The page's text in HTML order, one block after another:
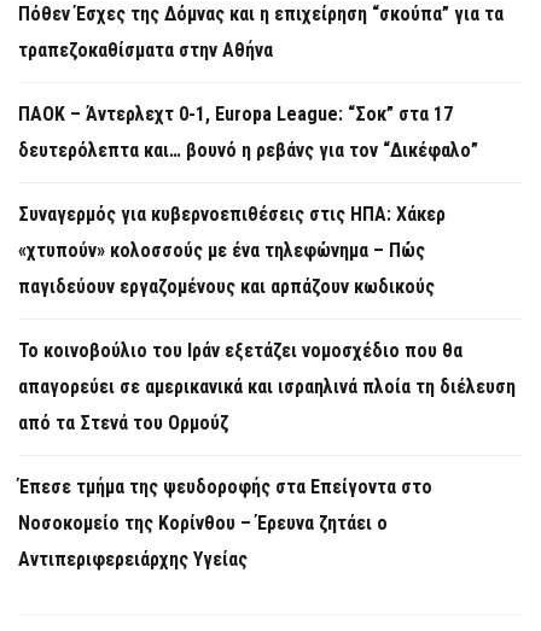
Πόθεν Έσχες της Δόμνας και η επιχείρηση “σκούπα” για τα
τραπεζοκαθίσματα στην Αθήνα
ΠΑΟΚ – Άντερλεχτ 0-1, Europa League: “Σοκ” στα 17
δευτερόλεπτα και… βουνό η ρεβάνς για τον “Δικέφαλο”
Συναγερμός για κυβερνοεπιθέσεις στις ΗΠΑ: Χάκερ
«χτυπούν» κολοσσούς με ένα τηλεφώνημα – Πώς
παγιδεύουν εργαζομένους και αρπάζουν κωδικούς
Το κοινοβούλιο του Ιράν εξετάζει νομοσχέδιο που θα
απαγορεύει σε αμερικανικά και ισραηλινά πλοία τη διέλευση
από τα Στενά του Ορμούζ
Έπεσε τμήμα της ψευδοροφής στα Επείγοντα στο
Νοσοκομείο της Κορίνθου – Έρευνα ζητάει ο
Αντιπεριφερειάρχης Υγείας